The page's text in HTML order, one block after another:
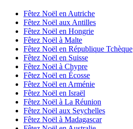
Fêtez Noël en Autriche
Fêtez Noël aux Antilles
Fêtez Noël en Hongrie
Fêtez Noël à Malte
Fêtez Noël en République Tchèque
Fêtez Noël en Suisse
Fêtez Noël à Chypre
Fêtez Noël en Écosse
Fêtez Noël en Arménie
Fêtez Noël en Israël
Fêtez Noël à La Réunion
Fêtez Noël aux Seychelles
Fêtez Noël à Madagascar